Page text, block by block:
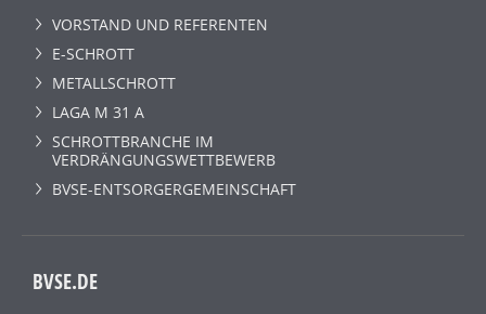
VORSTAND UND REFERENTEN
E-SCHROTT
METALLSCHROTT
LAGA M 31 A
SCHROTTBRANCHE IM
VERDRÄNGUNGSWETTBEWERB
BVSE-ENTSORGERGEMEINSCHAFT
BVSE.DE